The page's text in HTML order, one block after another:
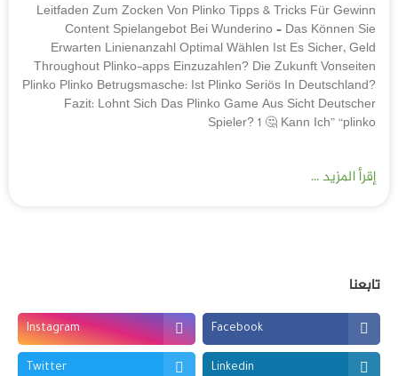
Leitfaden Zum Zocken
Content
Erwarten
Throughout Plinko-apps
Plinko Plinko
Fazit: Lohnt Sich
Instagram
Twitter